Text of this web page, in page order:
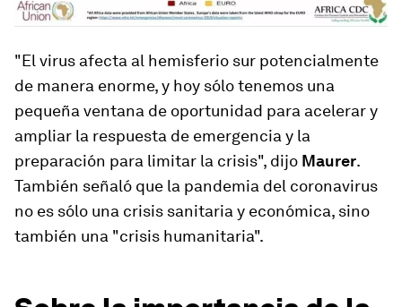
"El virus afecta al hemisferio sur potencialmente
de manera enorme, y hoy sólo tenemos una
pequeña ventana de oportunidad para acelerar y
ampliar la respuesta de emergencia y la
preparación para limitar la crisis", dijo Maurer.
También señaló que la pandemia del coronavirus
no es sólo una crisis sanitaria y económica, sino
también una "crisis humanitaria".